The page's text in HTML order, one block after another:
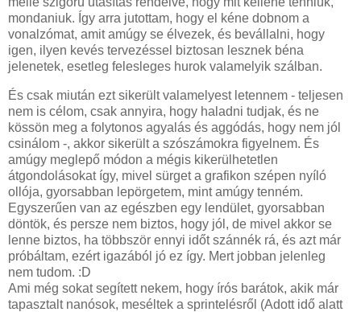
mondaniuk. Így arra jutottam, hogy el kéne dobnom a
vonalzómat, amit amúgy se élvezek, és bevállalni, hogy
igen, ilyen kevés tervezéssel biztosan lesznek béna
jelenetek, esetleg felesleges hurok valamelyik szálban.
És csak miután ezt sikerült valamelyest letennem - teljesen
nem is célom, csak annyira, hogy haladni tudjak, és ne
kössön meg a folytonos agyalás és aggódás, hogy nem jól
csinálom -, akkor sikerült a szószámokra figyelnem. És
amúgy meglepő módon a mégis kikerülhetetlen
átgondolásokat így, mivel sürget a grafikon szépen nyíló
ollója, gyorsabban lepörgetem, mint amúgy tenném.
Egyszerűen van az egészben egy lendület, gyorsabban
döntök, és persze nem biztos, hogy jól, de mivel akkor se
lenne biztos, ha többször ennyi időt szánnék rá, és azt már
próbáltam, ezért igazából jó ez így. Mert jobban jelenleg
nem tudom. :D
Ami még sokat segített nekem, hogy írós barátok, akik már
tapasztalt nanósok, meséltek a sprintelésről (Adott idő alatt